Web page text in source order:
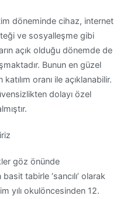
döneminde cihaz, internet
ve sosyalleşme gibi
açık olduğu dönemde de
Bunun en güzel
oranı ile açıklanabilir.
dolayı özel
göz önünde
tabirle ‘sancılı’ olarak
yılı okulöncesinden 12.